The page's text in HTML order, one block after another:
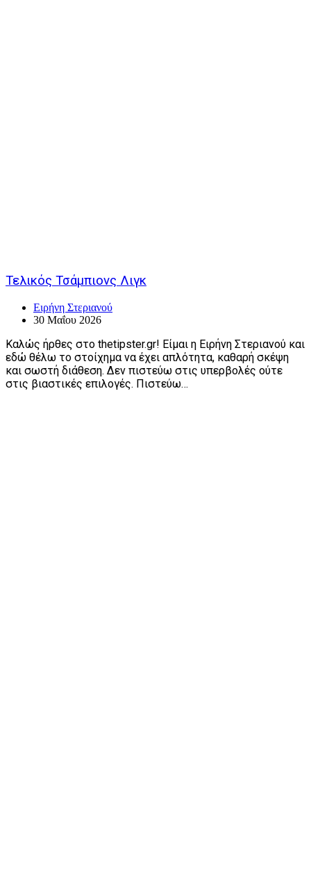
Τελικός Τσάμπιονς Λιγκ
Ειρήνη Στεριανού
30 Μαΐου 2026
Καλώς ήρθες στο thetipster.gr! Είμαι η Ειρήνη Στεριανού και
εδώ θέλω το στοίχημα να έχει απλότητα, καθαρή σκέψη
και σωστή διάθεση. Δεν πιστεύω στις υπερβολές ούτε
στις βιαστικές επιλογές. Πιστεύω…